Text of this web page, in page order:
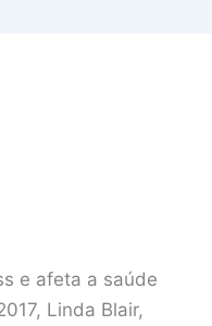
e afeta a saúde
Linda Blair,